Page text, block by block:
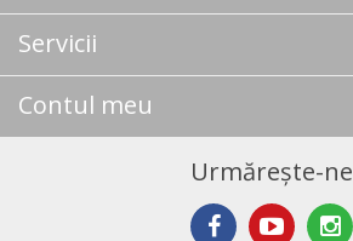
Servicii
Contul meu
Urmărește-ne